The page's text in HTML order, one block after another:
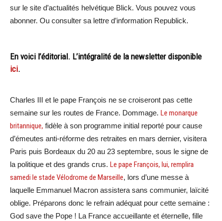
sur le site d’actualités helvétique Blick. Vous pouvez vous
abonner. Ou consulter sa lettre d’information Republick.
En voici l’éditorial. L’intégralité de la newsletter disponible
ici.
Charles III et le pape François ne se croiseront pas cette
semaine sur les routes de France. Dommage. Le monarque
britannique, fidèle à son programme initial reporté pour cause
d’émeutes anti-réforme des retraites en mars dernier, visitera
Paris puis Bordeaux du 20 au 23 septembre, sous le signe de
la politique et des grands crus. Le pape François, lui, remplira
samedi le stade Vélodrome de Marseille, lors d’une messe à
laquelle Emmanuel Macron assistera sans communier, laïcité
oblige. Préparons donc le refrain adéquat pour cette semaine :
God save the Pope ! La France accueillante et éternelle, fille